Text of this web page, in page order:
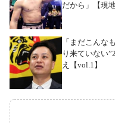
だから」【現地
「まだこんな
り来ていない
え【vol.1】